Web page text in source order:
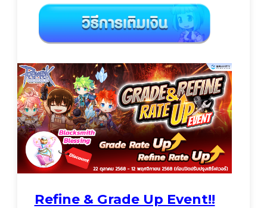
Refine & Grade Up Event!!